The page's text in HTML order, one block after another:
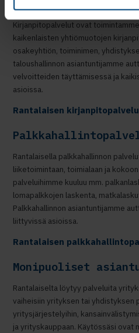
Kirjanpitopalvelut ovat
kaikenlaisten yhtiömuotojen
osakeyhtiön, toiminimen,
taloushallinnon asiantuntijamme
velvoitteiden täyttämisessä ja
asioissa.
Rantalaisen
Rantalaisella palkkahallinnon
liiketoimintaan, toimialaan ja
palveluihimme kuuluu mm.
lomapalkkojen laskenta,
Palkkahallinnon asiantuntijamme
liittyvissä asioissa.
Rantalaisen
Monipuoliset
Rantalaiselta löytyy palveluita
vaiheisiin yrityksen tai yhdistyksen
yritysjärjestelyihin,
ja yrityskauppaan. Käytössäsi ovat